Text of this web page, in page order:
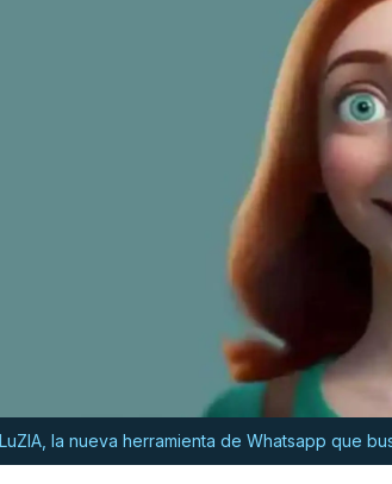
LuZIA, la nueva herramienta de Whatsapp que